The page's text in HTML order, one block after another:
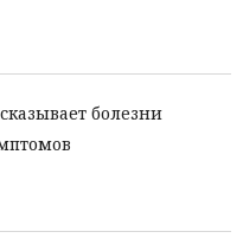
болезни